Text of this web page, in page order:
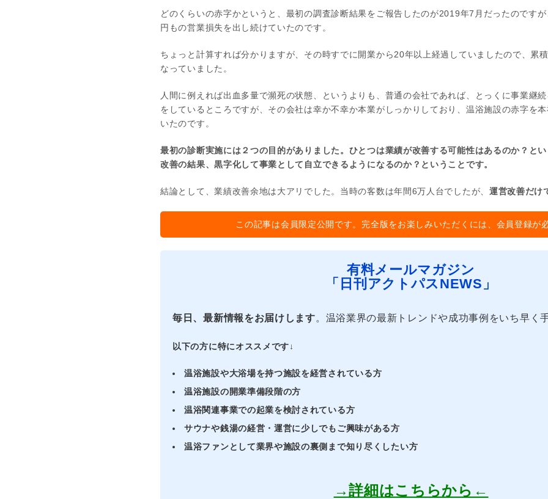
どのくらいの赤字かというと、最初の調査診断結果をご報告したのが2019年7月だったのです
円もの営業損失を出し続けていたのです。
ちょっと計算すれば分かりますが、その時すでに開業から20年以上経過していましたので、累
なっていました。
人間に例えれば出血多量で瀕死の状態、というよりも、普通の会社であれば、とっくに事業継
をしているところですが、その会社は幸か不幸か本業がしっかりしており、温浴施設の赤字を
いたのです。
最初の診断実施には２つの目的がありました。ひとつは業績が改善する可能性はあるのか？と
改善の結果、黒字化して事業として自立できるようになるのか？ということです。
結論として、業績改善余地は大アリでした。当時の客数は年間6万人台でしたが、 運営改善だけ
この記事は会員限定公開です。完全版をお楽しみいただくには、会員登録が
有料メールマガジン
「日刊アクトパスNEWS」
毎日、最新情報をお届けします。温浴業界の最新トレンドや成功事例をいち早く
以下の方に特にオススメです↓
温浴施設や大浴場を持つ施設を経営されている方
温浴施設の開業準備段階の方
温浴関連事業での起業を検討されている方
サウナや銭湯の経営・運営に少しでもご興味がある方
温浴ファンとして業界や施設の裏側まで知り尽くしたい方
→詳細はこちらから←